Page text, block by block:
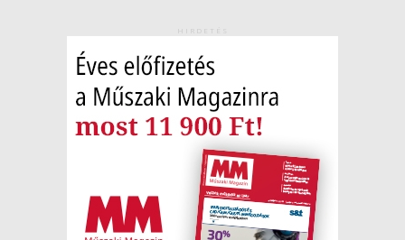
HIRDETÉS